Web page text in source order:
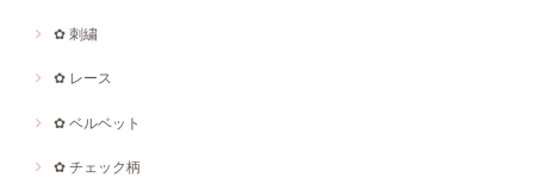
✿ 刺繍
✿ レース
✿ ベルベット
✿ チェック柄